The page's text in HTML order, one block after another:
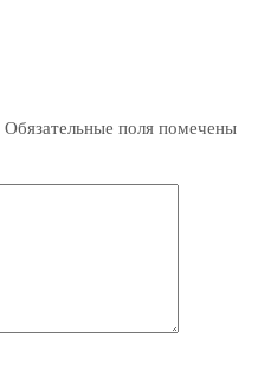
Обязательные поля помечены